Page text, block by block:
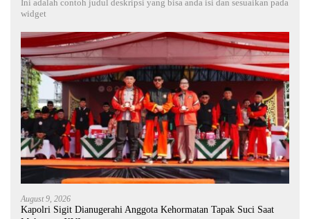
Ini adalah contoh judul deskripsi yang bisa anda isi dan sesuaikan pada
widget
August 9, 2026
Kapolri Sigit Dianugerahi Anggota Kehormatan Tapak Suci Saat